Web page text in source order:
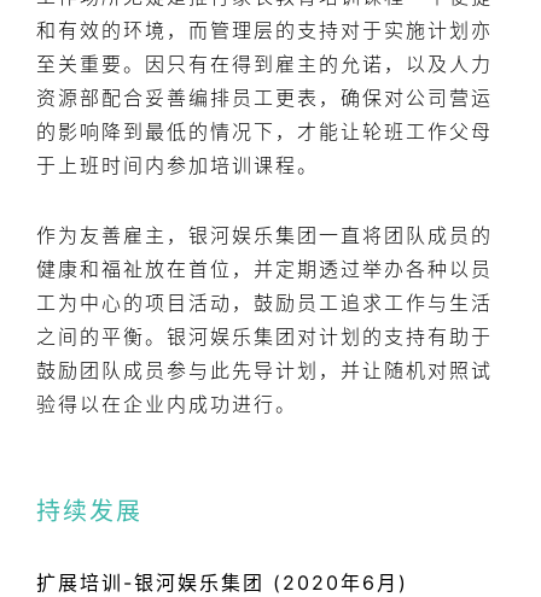
和有效的环境，而管理层的支持对于实施计划亦
至关重要。因只有在得到雇主的允诺，以及人力
资源部配合妥善编排员工更表，确保对公司营运
的影响降到最低的情况下，才能让轮班工作父母
于上班时间内参加培训课程。
作为友善雇主，银河娱乐集团一直将团队成员的
健康和福祉放在首位，并定期透过举办各种以员
工为中心的项目活动，鼓励员工追求工作与生活
之间的平衡。银河娱乐集团对计划的支持有助于
鼓励团队成员参与此先导计划，并让随机对照试
验得以在企业内成功进行。
持续发展
扩展培训-银河娱乐集团 (2020年6月)